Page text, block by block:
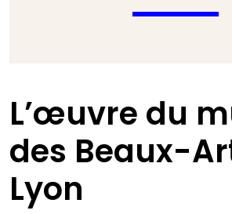
L’œuvre du
des Beaux-
Lyon